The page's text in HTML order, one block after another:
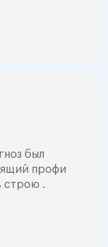
был
профи
строю .